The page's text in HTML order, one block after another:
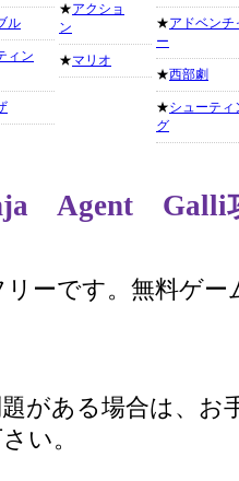
ル
ィン
★アクショ
ン
★マリオ
★アドベンチ
ー
★西部劇
★シューティ
グ
Agent Galli
ーです。無料ゲー
がある場合は、お
い。